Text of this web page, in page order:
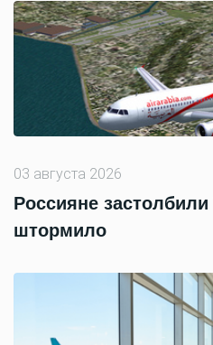
03 августа 2026
Россияне
штормило